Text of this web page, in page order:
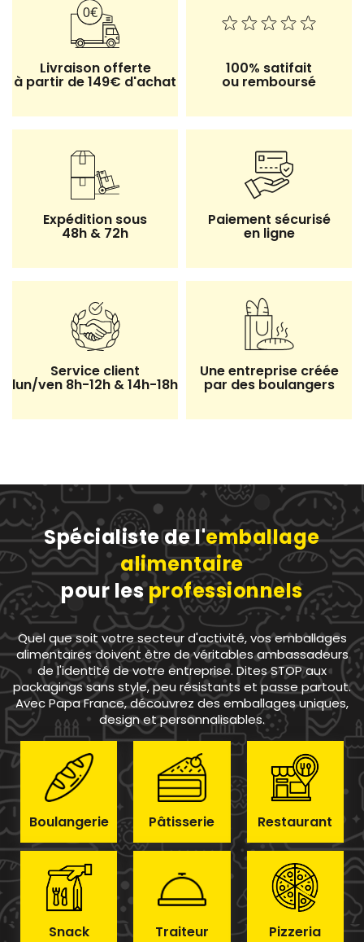
Livraison offerte
à partir de 149€ d'achat
100% satifait
ou remboursé
Expédition sous
48h & 72h
Paiement sécurisé
en ligne
Service client
lun/ven 8h-12h & 14h-18h
Une entreprise créée
par des boulangers
Spécialiste de l'emballage
alimentaire
pour lesprofessionnels
Quel que soit votre secteur d'activité, vos emballages
alimentaires doivent être de véritables ambassadeurs
de l'identité de votre entreprise. Dites STOP aux
packagings sans style, peu résistants et passe partout.
Avec Papa France, découvrez des emballages uniques,
design et personnalisables.
Boulangerie Pâtisserie Restaurant
Snack Traiteur Pizzeria